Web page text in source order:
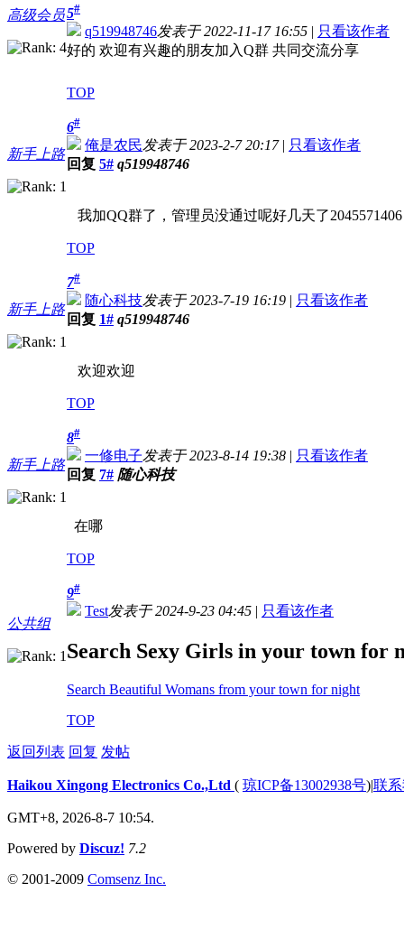
高级会员5#
q519948746发表于 2022-11-17 16:55 | 只看该作者
好的 欢迎有兴趣的朋友加入Q群 共同交流分享
TOP
新手上路
6#
俺是农民发表于 2023-2-7 20:17| 只看该作者
回复 5# q519948746
我加QQ群了，管理员没通过呢好几天了2045571406
TOP
新手上路
7#
随心科技发表于 2023-7-19 16:19 | 只看该作者
回复 1# q519948746
欢迎欢迎
TOP
新手上路
8#
一修电子发表于 2023-8-14 19:38 | 只看该作者
回复 7# 随心科技
在哪
TOP
公共组
9#
Test发表于 2024-9-23 04:45 | 只看该作者
Search Sexy Girls in your town for
Search Beautiful Womans from your town for night
TOP
返回列表 回复 发帖
Haikou Xingong Electronics Co.,Ltd ( 琼ICP备13002938号)|联
GMT+8, 2026-8-7 10:54.
Powered by Discuz! 7.2
© 2001-2009 Comsenz Inc.